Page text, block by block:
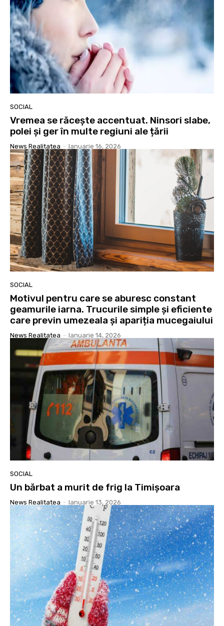
SOCIAL
Vremea se răcește accentuat. Ninsori slabe,
polei și ger în multe regiuni ale țării
News Realitatea - Ianuarie 16, 2026
SOCIAL
Motivul pentru care se aburesc constant
geamurile iarna. Trucurile simple și eficiente
care previn umezeala și apariția mucegaiului
News Realitatea - Ianuarie 14, 2026
SOCIAL
Un bărbat a murit de frig la Timişoara
News Realitatea - Ianuarie 13, 2026